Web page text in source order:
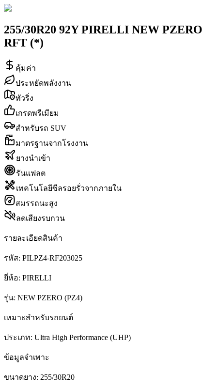
255/30R20 92Y PIRELLI NEW PZERO
RFT (*)
คุ้มค่า
ประหยัดพลังงาน
ทัวริ่ง
เกรดพรีเมียม
สำหรับรถ SUV
มาตรฐานจากโรงงาน
ยางนำเข้า
รันแฟลต
เทคโนโลยีซีลรอยรั่วจากภายใน
สมรรถนะสูง
ลดเสียงรบกวน
รายละเอียดสินค้า
รหัส: PILPZ4-RF203025
ยี่ห้อ: PIRELLI
รุ่น: NEW PZERO (PZ4)
เหมาะสำหรับรถยนต์
ประเภท: Ultra High Performance (UHP)
ข้อมูลจำเพาะ
ขนาดยาง: 255/30R20